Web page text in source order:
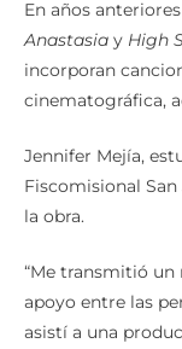
En años
Anastasia y High
incorporan
cinematográfica,
Jennifer Mejía,
Fiscomisional San
la obra.
“Me transmitió un
apoyo entre las
asistí a una